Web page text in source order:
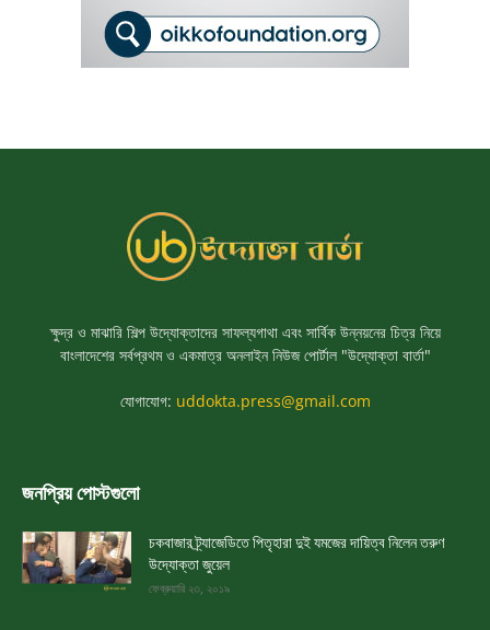
ক্ষুদ্র ও মাঝারি শিল্প উদ্যোক্তাদের সাফল্যগাথা এবং সার্বিক উন্নয়নের চিত্র নিয়ে
বাংলাদেশের সর্বপ্রথম ও একমাত্র অনলাইন নিউজ পোর্টাল "উদ্যোক্তা বার্তা"
যোগাযোগ: uddokta.press@gmail.com
জনপ্রিয় পোস্টগুলো
চকবাজার ট্র্যাজেডিতে পিতৃহারা দুই যমজের দায়িত্ব নিলেন তরুণ
উদ্যোক্তা জুয়েল
ফেব্রুয়ারি ২৩, ২০১৯